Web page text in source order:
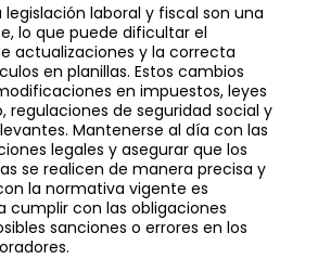
legislación laboral y fiscal son una
lo que puede dificultar el
actualizaciones y la correcta
en planillas. Estos cambios
en impuestos, leyes
regulaciones de seguridad social y
Mantenerse al día con las
legales y asegurar que los
se realicen de manera precisa y
la normativa vigente es
cumplir con las obligaciones
sanciones o errores en los